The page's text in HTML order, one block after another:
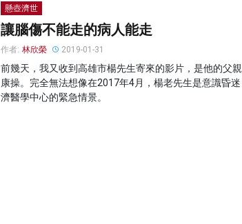
懸壺濟世
讓腦傷不能走的病人能走
作者: 林欣榮 2019-01-31
前幾天，我又收到高雄市楊先生寄來的影片，是他的父
康操。完全無法想像在2017年4月，楊老先生是意識昏
濟醫學中心的緊急情景。